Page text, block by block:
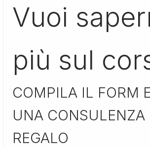
Vuoi
più sul
COMPILA IL FORM
UNA CONSULENZA
REGALO